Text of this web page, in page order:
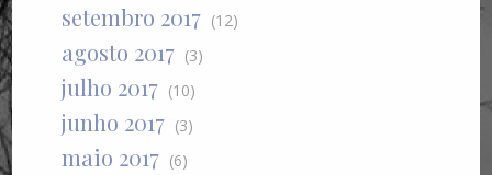
setembro 2017 (12)
agosto 2017 (3)
julho 2017 (10)
junho 2017 (3)
maio 2017 (6)